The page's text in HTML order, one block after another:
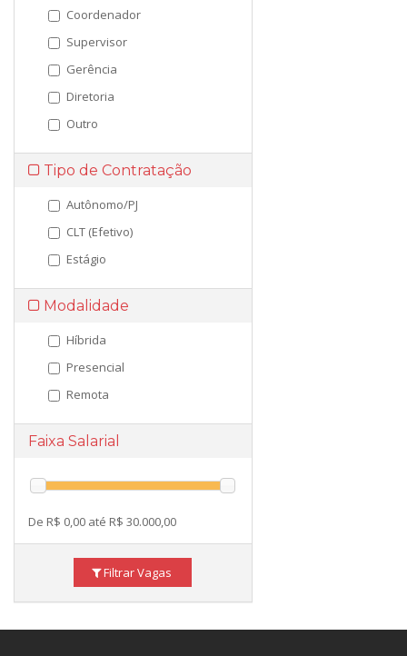
Coordenador
Supervisor
Gerência
Diretoria
Outro
Tipo de Contratação
Autônomo/PJ
CLT (Efetivo)
Estágio
Modalidade
Híbrida
Presencial
Remota
Faixa Salarial
De R$ 0,00 até R$ 30.000,00
Filtrar Vagas